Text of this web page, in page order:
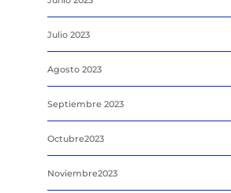
Julio 2023
Agosto 2023
Septiembre 2023
Octubre2023
Noviembre2023